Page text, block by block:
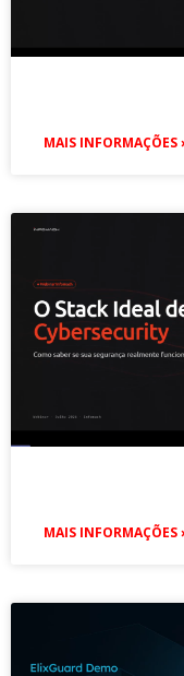
MAIS INFORMAÇÕES
MAIS INFORMAÇÕES